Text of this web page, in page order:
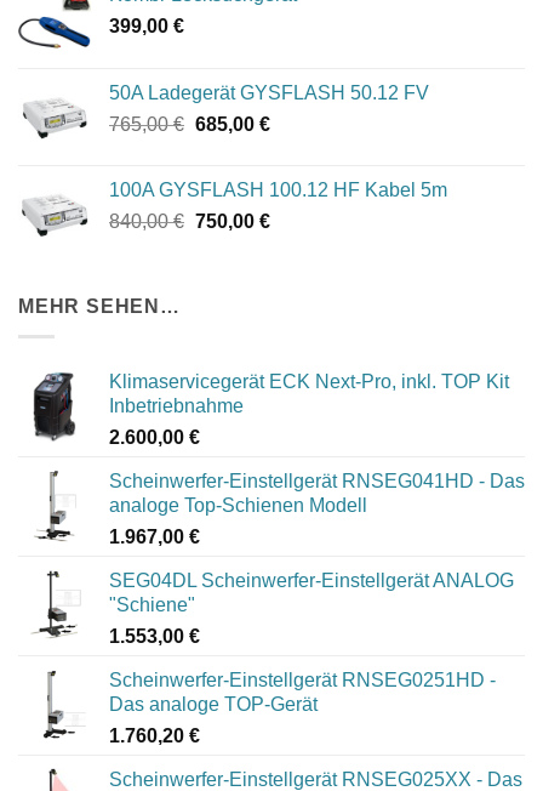
399,00 €
50A Ladegerät GYSFLASH 50.12 FV
765,00€ Ursprünglicher
765,00 €
685,00 €Aktueller
685,00 €.
100A GYSFLASH 100.12 HF Kabel 5m
840,00€ Ursprünglicher
750,00 €Aktueller
MEHR SEHEN…
Klimaservicegerät ECK Next-Pro, inkl. TOP Kit
Inbetriebnahme
2.600,00 €
Scheinwerfer-Einstellgerät RNSEG041HD - Das
analoge Top-Schienen Modell
1.967,00 €
SEG04DL Scheinwerfer-Einstellgerät ANALOG
"Schiene"
1.553,00 €
Scheinwerfer-Einstellgerät RNSEG0251HD -
Das analoge TOP-Gerät
1.760,20 €
Scheinwerfer-Einstellgerät RNSEG025XX - Das